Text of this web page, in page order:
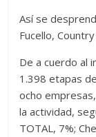
Así se
Fucello,
De a cuerdo al
1.398 etapas
ocho
la actividad,
TOTAL, 7%;